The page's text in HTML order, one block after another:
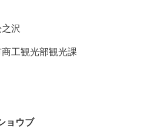
沢
工観光部観光課
ョウブ